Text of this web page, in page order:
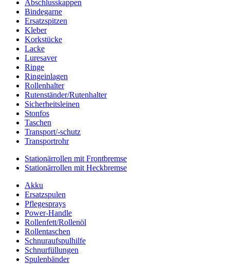
Abschlusskappen
Bindegarne
Ersatzspitzen
Kleber
Korkstücke
Lacke
Luresaver
Ringe
Ringeinlagen
Rollenhalter
Rutenständer/Rutenhalter
Sicherheitsleinen
Stonfos
Taschen
Transport/-schutz
Transportrohr
Stationärrollen mit Frontbremse
Stationärrollen mit Heckbremse
Akku
Ersatzspulen
Pflegesprays
Power-Handle
Rollenfett/Rollenöl
Rollentaschen
Schnuraufspulhilfe
Schnurfüllungen
Spulenbänder